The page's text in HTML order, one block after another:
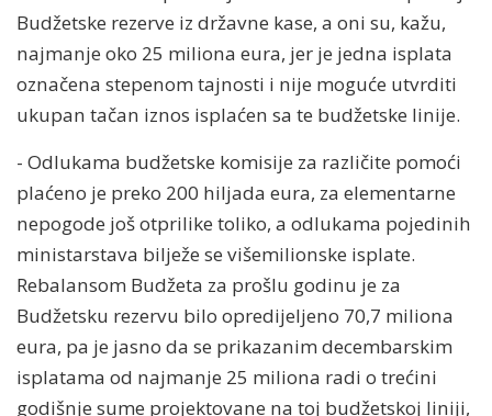
Budžetske rezerve iz državne kase, a oni su, kažu,
najmanje oko 25 miliona eura, jer je jedna isplata
označena stepenom tajnosti i nije moguće utvrditi
ukupan tačan iznos isplaćen sa te budžetske linije.
- Odlukama budžetske komisije za različite pomoći
plaćeno je preko 200 hiljada eura, za elementarne
nepogode još otprilike toliko, a odlukama pojedinih
ministarstava bilježe se višemilionske isplate.
Rebalansom Budžeta za prošlu godinu je za
Budžetsku rezervu bilo opredijeljeno 70,7 miliona
eura, pa je jasno da se prikazanim decembarskim
isplatama od najmanje 25 miliona radi o trećini
godišnje sume projektovane na toj budžetskoj liniji,